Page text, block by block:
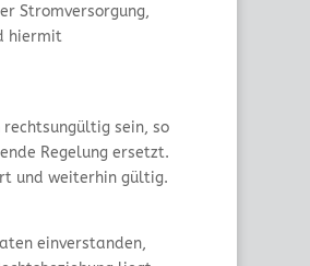
Stromversorgung,
hiermit
sein, so
Regelung ersetzt.
und weiterhin gültig.
einverstanden,